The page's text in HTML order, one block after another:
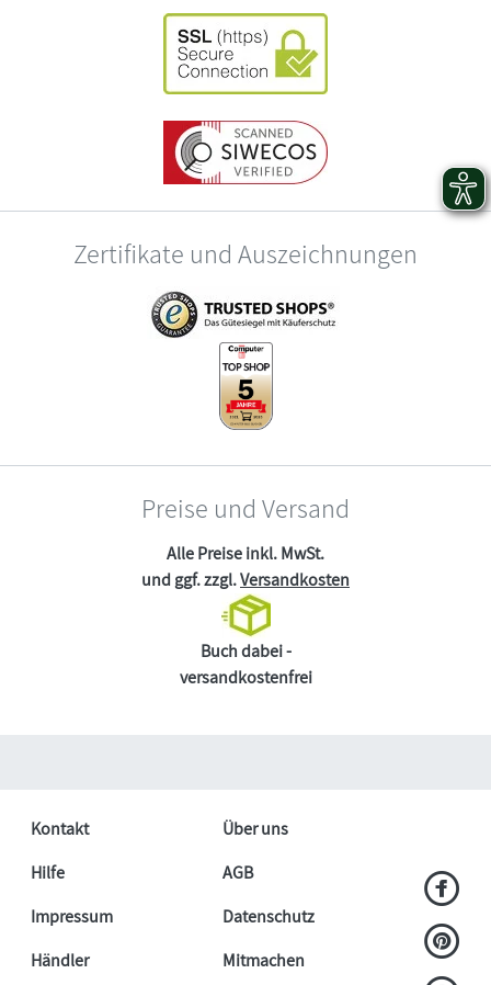
Zertifikate und Auszeichnungen
Preise und Versand
Alle Preise inkl. MwSt.
und ggf. zzgl.Versandkosten
Buch dabei -
versandkostenfrei
Kontakt
Über uns
Hilfe
AGB
Impressum
Datenschutz
Händler
Mitmachen